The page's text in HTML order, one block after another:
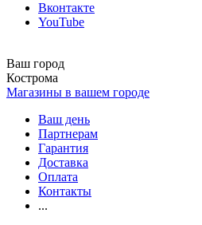
Вконтакте
YouTube
Ваш город
Кострома
Магазины в вашем городе
Ваш день
Партнерам
Гарантия
Доставка
Оплата
Контакты
...